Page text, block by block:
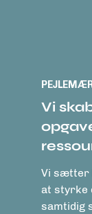
Vi
Vi sætter
at styrke
samtidig